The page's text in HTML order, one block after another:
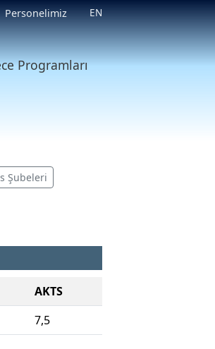
Personelimiz EN
Programları
Şubeleri
AKTS
7,5